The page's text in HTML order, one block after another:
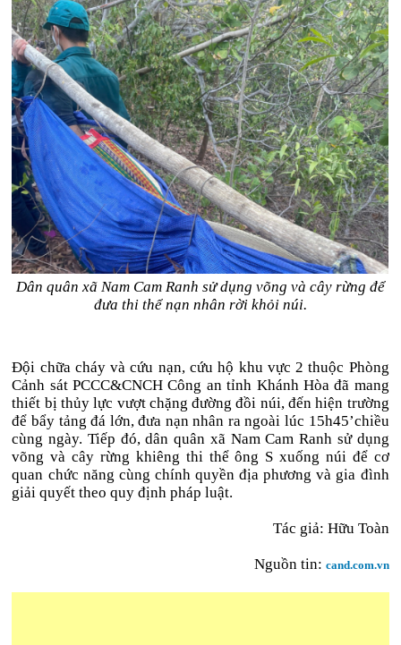
Dân quân xã Nam Cam Ranh sử dụng võng và cây rừng để
đưa thi thể nạn nhân rời khỏi núi.
Đội chữa cháy và cứu nạn, cứu hộ khu vực 2 thuộc Phòng
Cảnh sát PCCC&CNCH Công an tỉnh Khánh Hòa đã mang
thiết bị thủy lực vượt chặng đường đồi núi, đến hiện trường
để bẩy tảng đá lớn, đưa nạn nhân ra ngoài lúc 15h45’chiều
cùng ngày. Tiếp đó, dân quân xã Nam Cam Ranh sử dụng
võng và cây rừng khiêng thi thể ông S xuống núi để cơ
quan chức năng cùng chính quyền địa phương và gia đình
giải quyết theo quy định pháp luật.
Tác giả: Hữu Toàn
Nguồn tin: cand.com.vn